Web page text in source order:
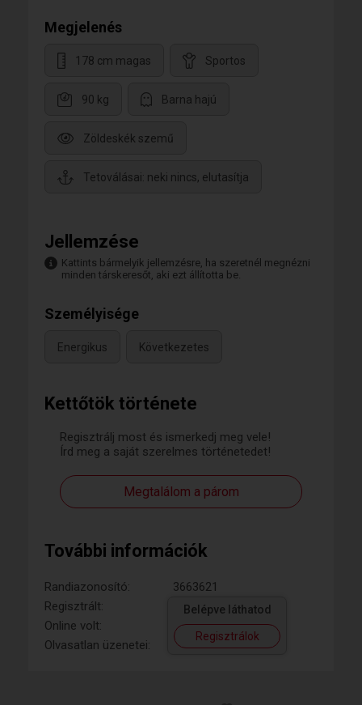
Kettőtök története
Regisztrálj most és ismerkedj meg vele!
Írd meg a saját szerelmes történetedet!
Megtalálom a párom
További információk
Randiazonosító:
3663621
Regisztrált:
Online volt:
Olvasatlan üzenetei:
Belépve láthatod
Regisztrálok
Megjelenés
178 cm magas Sportos
90 kg Barna hajú
Zöldeskék szemű
Tetoválásai: neki nincs, elutasítja
Jellemzése
Kattints bármelyik jellemzésre, ha szeretnél megnézni
minden társkeresőt, aki ezt állította be.
Személyisége
Energikus Következetes